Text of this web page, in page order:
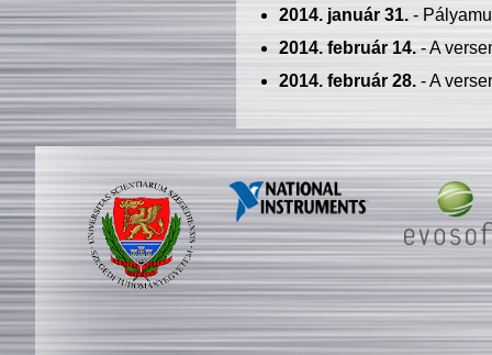
2014. január 31.-
2014. február 14.- A
2014. február 28.- A